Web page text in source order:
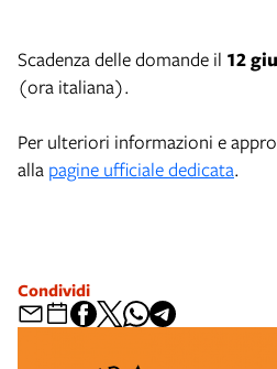
Scadenza delle domande il 12
(ora italiana).
Per ulteriori informazioni e
alla pagine ufficiale dedicata.
Condividi